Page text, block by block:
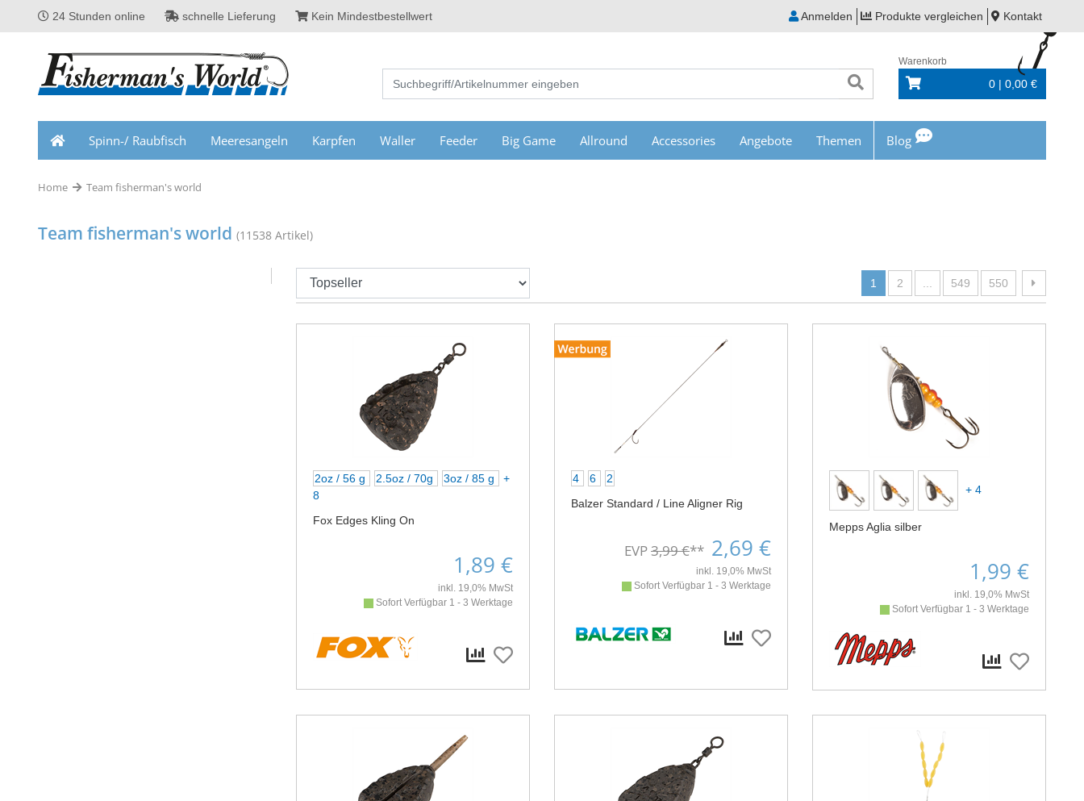
24 Stunden online schnelle Lieferung Kein Mindestbestellwert Anmelden Produkte vergleichen Kontakt
Warenkorb
0 | 0,00 €
Spinn-/ Raubfisch Meeresangeln Karpfen Waller Feeder Big Game Allround Accessories Angebote Themen Blog
Home Team fisherman's world
Team fisherman's world (11538 Artikel)
1 2 549 550
2oz / 56 g 2.5oz / 70g 3oz / 85 g
+
8
Fox Edges Kling On
1,89 €
inkl. 19,0% MwSt
Sofort Verfügbar 1 - 3 Werktage
4 6
2
Balzer Standard / Line Aligner Rig
EVP3,99 €** 2,69 €
inkl. 19,0% MwSt
Sofort Verfügbar 1 - 3 Werktage
+ 4
Mepps Aglia silber
1,99 €
inkl. 19,0% MwSt
Sofort Verfügbar 1 - 3 Werktage